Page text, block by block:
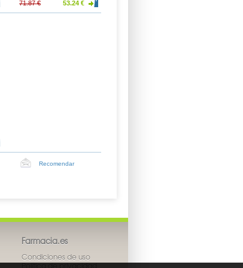
71.87 € 53.24 €
Recomendar
Farmacia.es
Condiciones de uso
Política de privacidad